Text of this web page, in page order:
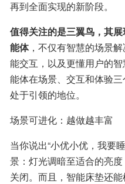
再到全面实现的新阶段。
值得关注的是三翼鸟，其
能体，不仅有智慧的场景
能交互，以及更懂用户的
能体在场景、交互和体验
处于引领的地位。
场景可进化：越做越丰富
当你说出“小优小优，我要
景：灯光调暗至适合的亮
关闭。而且，智能床垫还